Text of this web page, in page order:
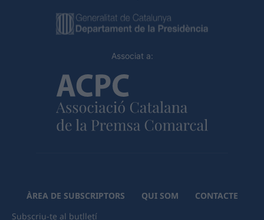
Associat a:
ÀREA DE SUBSCRIPTORS QUI SOM
CONTACTE
Subscriu-te al butlletí